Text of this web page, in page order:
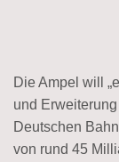
Die Ampel will
und
Deutschen
von rund 45